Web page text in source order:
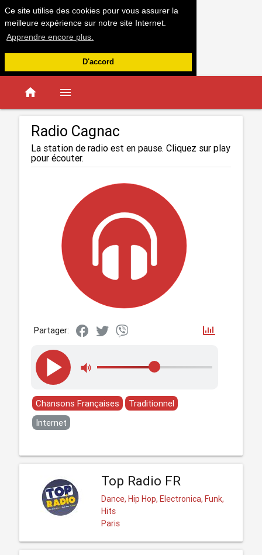
Ce site utilise des cookies pour vous assurer la
meilleure expérience sur notre site Internet.
Apprendre encore plus.
D'accord
home menu
Radio Cagnac
La station de radio est en pause. Cliquez sur play
pour écouter.
Partager:
Chansons Françaises
Traditionnel
Internet
Top Radio FR
Dance, Hip Hop, Electronica, Funk,
Hits
Paris